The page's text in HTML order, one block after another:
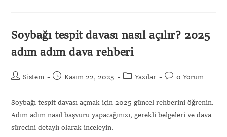
Soybağı tespit davası nasıl açılır? 2025
adım adım dava rehberi
Sistem Kasım 22, 2025 Yazılar 0 Yorum
Soybağı tespit davası açmak için 2025 güncel rehberini öğrenin.
Adım adım nasıl başvuru yapacağınızı, gerekli belgeleri ve dava
sürecini detaylı olarak inceleyin.